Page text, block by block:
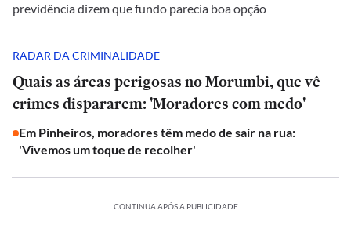
previdência dizem que fundo parecia boa opção
RADAR DA CRIMINALIDADE
Quais as áreas perigosas no Morumbi, que vê
crimes dispararem: 'Moradores com medo'
Em Pinheiros, moradores têm medo de sair na rua:
'Vivemos um toque de recolher'
CONTINUA APÓS A PUBLICIDADE